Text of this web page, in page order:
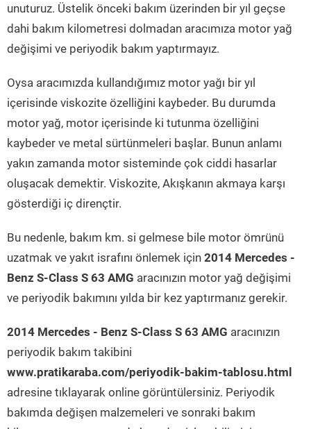
unuturuz. Üstelik önceki bakım üzerinden bir yıl geçse
dahi bakım kilometresi dolmadan aracımıza motor yağ
değişimi ve periyodik bakım yaptırmayız.
Oysa aracımızda kullandığımız motor yağı bir yıl
içerisinde viskozite özelliğini kaybeder. Bu durumda
motor yağ, motor içerisinde ki tutunma özelliğini
kaybeder ve metal sürtünmeleri başlar. Bunun anlamı
yakın zamanda motor sisteminde çok ciddi hasarlar
oluşacak demektir. Viskozite, Akışkanın akmaya karşı
gösterdiği iç dirençtir.
Bu nedenle, bakım km. si gelmese bile motor ömrünü
uzatmak ve yakıt israfını önlemek için 2014 Mercedes -
Benz S-Class S 63 AMG aracınızın motor yağ değişimi
ve periyodik bakımını yılda bir kez yaptırmanız gerekir.
2014 Mercedes - Benz S-Class S 63 AMG aracınızın
periyodik bakım takibini
www.pratikaraba.com/periyodik-bakim-tablosu.html
adresine tıklayarak online görüntülersiniz. Periyodik
bakımda değişen malzemeleri ve sonraki bakım